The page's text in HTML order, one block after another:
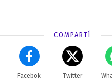
COMPARTÍ
Facebok Twitter